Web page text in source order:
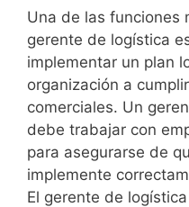
Una de las funciones
gerente de logística
implementar un plan
organización a
comerciales. Un
debe trabajar con
para asegurarse de
implemente
El gerente de